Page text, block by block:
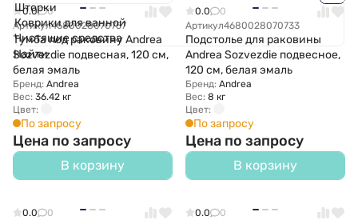
Шторки
Коврики для ванной
Чистящие средства
Найти
0.0
0
Артикул4680028070757
Тумба под раковину Andrea
Sozvezdie подвесная, 120 см,
белая эмаль
Бренд: Andrea
Вес: 36.42 кг
Цвет:
По запросу
Цена по запросу
В корзину
0.0
0
Артикул4680028070733
Подстолье для раковины
Andrea Sozvezdie подвесное,
120 см, белая эмаль
Бренд: Andrea
Вес: 8 кг
Цвет:
По запросу
Цена по запросу
В корзину
0.0
0
0.0
0